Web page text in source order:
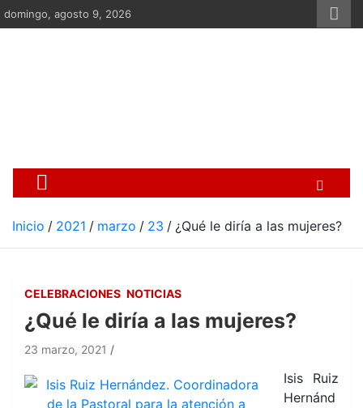
Saltar
al
domingo, agosto 9, 2026
Inicio 2021 marzo 23 ¿Qué le diría a las mujeres?
CELEBRACIONES NOTICIAS
¿Qué le diría a las mujeres?
23 marzo, 2021
Isis Ruiz
Hernánd